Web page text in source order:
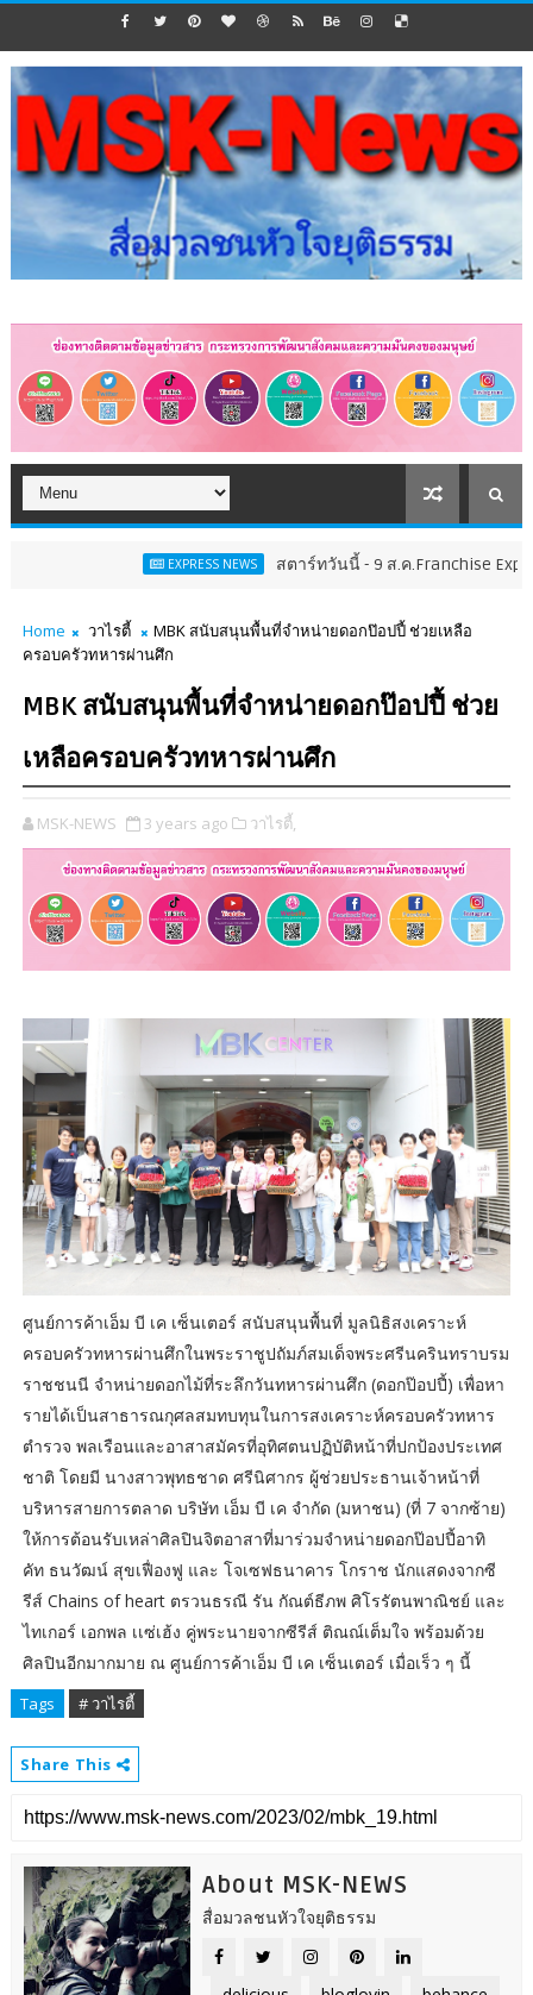
EXPRESS NEWS สตาร์ทวันนี้ - 9 ส.ค.Franchise Expo Thailand
Home วาไรตี้
MBK สนับสนุนพื้นที่จำหน่ายดอกป๊อปปี้ ช่วยเหลือ
ครอบครัวทหารผ่านศึก
MBK สนับสนุนพื้นที่จำหน่ายดอกป๊อปปี้ ช่วย
เหลือครอบครัวทหารผ่านศึก
MSK-NEWS 3 years ago วาไรตี้,
ศูนย์การค้าเอ็ม บี เค เซ็นเตอร์ สนับสนุนพื้นที่ มูลนิธิสงเคราะห์
ครอบครัวทหารผ่านศึกในพระราชูปถัมภ์สมเด็จพระศรีนครินทราบรม
ราชชนนี จำหน่ายดอกไม้ที่ระลึกวันทหารผ่านศึก (ดอกป๊อปปี้) เพื่อหา
รายได้เป็นสาธารณกุศลสมทบทุนในการสงเคราะห์ครอบครัวทหาร
ตำรวจ พลเรือนและอาสาสมัครที่อุทิศตนปฏิบัติหน้าที่ปกป้องประเทศ
ชาติ โดยมี นางสาวพุทธชาด ศรีนิศากร ผู้ช่วยประธานเจ้าหน้าที่
บริหารสายการตลาด บริษัท เอ็ม บี เค จำกัด (มหาชน) (ที่ 7 จากซ้าย)
ให้การต้อนรับเหล่าศิลปินจิตอาสาที่มาร่วมจำหน่ายดอกป๊อปปี้อาทิ
คัท ธนวัฒน์ สุขเฟื่องฟู และ โจเซฟธนาคาร โกราช นักแสดงจากซี
รีส์ Chains of heart ตรวนธรณี รัน กัณต์ธีภพ ศิโรรัตนพาณิชย์ และ
ไทเกอร์ เอกพล เเซ่เฮ้ง คู่พระนายจากซีรีส์ ติณณ์เต็มใจ พร้อมด้วย
ศิลปินอีกมากมาย ณ ศูนย์การค้าเอ็ม บี เค เซ็นเตอร์ เมื่อเร็ว ๆ นี้
Tags # วาไรตี้
Share This
About MSK-NEWS
สื่อมวลชนหัวใจยุติธรรม